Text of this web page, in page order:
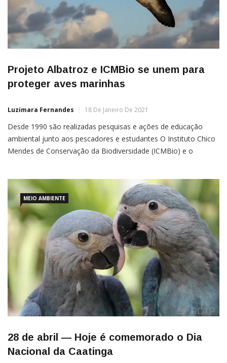
Projeto Albatroz e ICMBio se unem para
proteger aves marinhas
Luzimara Fernandes 18 De Janeiro De 2021
Desde 1990 são realizadas pesquisas e ações de educação
ambiental junto aos pescadores e estudantes O Instituto Chico
Mendes de Conservação da Biodiversidade (ICMBio) e o
MEIO AMBIENTE
28 de abril — Hoje é comemorado o Dia
Nacional da Caatinga